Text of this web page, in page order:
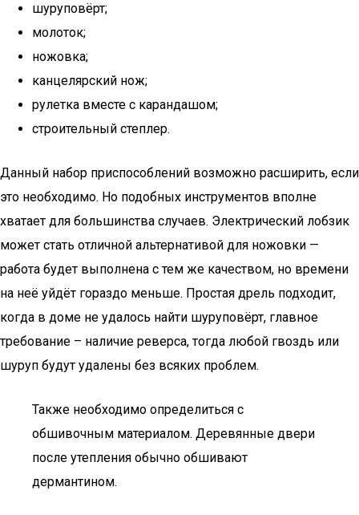
шуруповёрт;
молоток;
ножовка;
канцелярский нож;
рулетка вместе с карандашом;
строительный степлер.
Данный набор приспособлений возможно расширить, если
это необходимо. Но подобных инструментов вполне
хватает для большинства случаев. Электрический лобзик
может стать отличной альтернативой для ножовки —
работа будет выполнена с тем же качеством, но времени
на неё уйдёт гораздо меньше. Простая дрель подходит,
когда в доме не удалось найти шуруповёрт, главное
требование – наличие реверса, тогда любой гвоздь или
шуруп будут удалены без всяких проблем.
Также необходимо определиться с
обшивочным материалом. Деревянные двери
после утепления обычно обшивают
дермантином.